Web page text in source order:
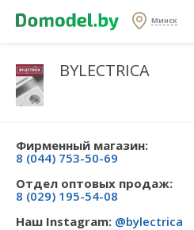
Минск
BYLECTRICA
Фирменный магазин:
8 (044) 753-50-69
Отдел оптовых продаж:
8 (029) 195-54-08
Наш Instagram: @bylectrica